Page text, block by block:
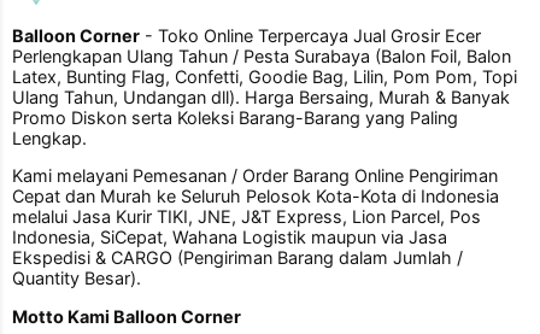
Balloon Corner - Toko Online Terpercaya Jual Grosir Ecer
Perlengkapan Ulang Tahun / Pesta Surabaya (Balon Foil, Balon
Latex, Bunting Flag, Confetti, Goodie Bag, Lilin, Pom Pom, Topi
Ulang Tahun, Undangan dll). Harga Bersaing, Murah & Banyak
Promo Diskon serta Koleksi Barang-Barang yang Paling
Lengkap.
Kami melayani Pemesanan / Order Barang Online Pengiriman
Cepat dan Murah ke Seluruh Pelosok Kota-Kota di Indonesia
melalui Jasa Kurir TIKI, JNE, J&T Express, Lion Parcel, Pos
Indonesia, SiCepat, Wahana Logistik maupun via Jasa
Ekspedisi & CARGO (Pengiriman Barang dalam Jumlah /
Quantity Besar).
Motto Kami Balloon Corner